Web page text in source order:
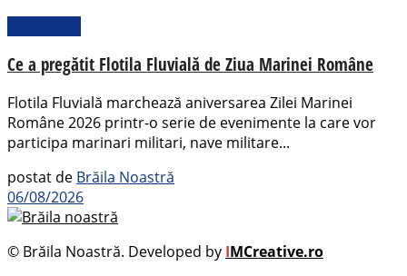
Ce a pregătit Flotila Fluvială de Ziua Marinei Române
Flotila Fluvială marchează aniversarea Zilei Marinei
Române 2026 printr-o serie de evenimente la care vor
participa marinari militari, nave militare...
postat de Brăila Noastră
06/08/2026
© Brăila Noastră. Developed by IMCreative.ro